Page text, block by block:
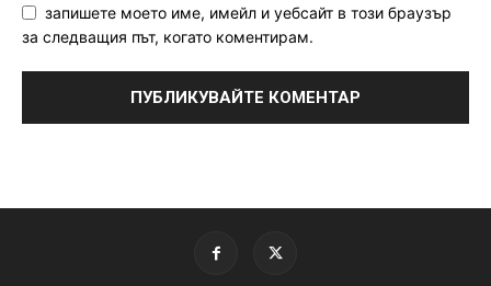
запишете моето име, имейл и уебсайт в този браузър
за следващия път, когато коментирам.